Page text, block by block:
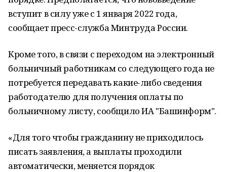
вступит в силу уже с 1 января 2022 года,
сообщает пресс-служба Минтруда России.
Кроме того, в связи с переходом на электронный
больничный работникам со следующего года не
потребуется передавать какие-либо сведения
работодателю для получения оплаты по
больничному листу, сообщило ИА "Башинформ".
«Для того чтобы гражданину не приходилось
писать заявления, а выплаты проходили
автоматически, меняется порядок